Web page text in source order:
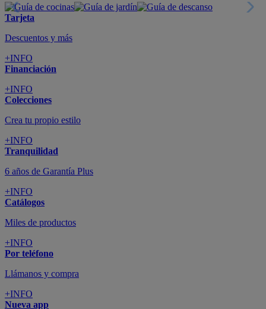
Tarjeta
Descuentos y más
+INFO
Financiación
+INFO
Colecciones
Crea tu propio estilo
+INFO
Tranquilidad
6 años de Garantía Plus
+INFO
Catálogos
Miles de productos
+INFO
Por teléfono
Llámanos y compra
+INFO
Nueva app